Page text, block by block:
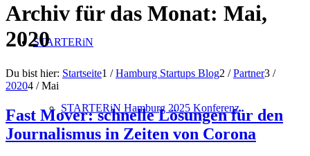
STARTERiN
STARTERiN Hamburg 2025 Konferenz
Archiv für das Monat: Mai,
2020
Du bist hier: Startseite1 / Hamburg Startups Blog2 / Partner3 /
20204 / Mai
Fast Mover: schnelle Lösungen für den
Journalismus in Zeiten von Corona